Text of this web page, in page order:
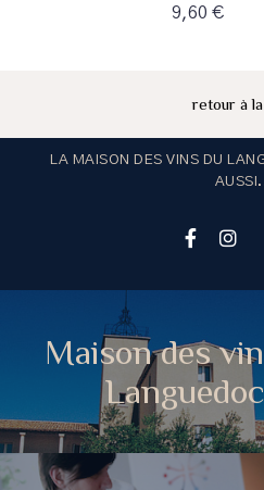
9,60 €
retour à
LA MAISON DES VINS DU
Maison des
Languedoc